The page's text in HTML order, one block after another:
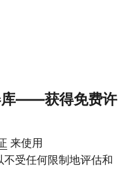
库——获得免费许
来使用
受任何限制地评估和